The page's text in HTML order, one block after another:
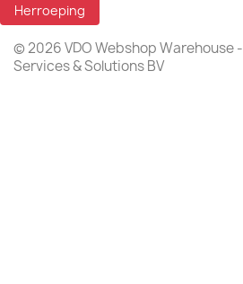
Herroeping
© 2026 VDO Webshop Warehouse
Services & Solutions BV